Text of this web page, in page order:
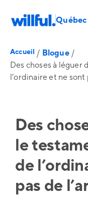
Québec
Accueil / Blogue /
Des choses à léguer
l’ordinaire et ne sont
Des
le
de
pas de